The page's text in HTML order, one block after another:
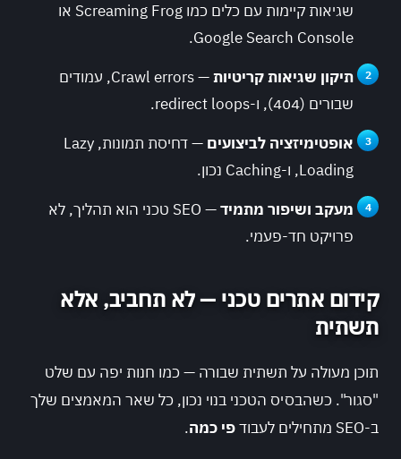
שגיאות קיימות עם כלים כמו Screaming Frog או
Google Search Console.
תיקון שגיאות קריטיות
— Crawl errors, עמודים
שבורים (404), ו-redirect loops.
אופטימיזציה לביצועים
— דחיסת תמונות, Lazy
Loading, ו-Caching נכון.
מעקב ושיפור מתמיד
— SEO טכני הוא תהליך, לא
פרויקט חד-פעמי.
קידום אתרים טכני — לא תחביב, אלא
תשתית
תוכן מעולה על תשתית שבורה — כמו חנות יפה עם שלט
"סגור". כשהבסיס הטכני בנוי נכון, כל שאר המאמצים שלך
ב-SEO מתחילים לעבוד
פי כמה.